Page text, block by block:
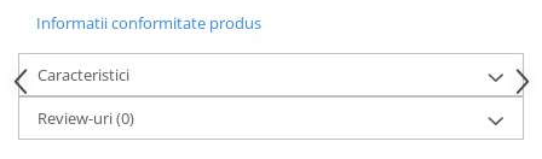
Machete Raliu 1:43 – Miniaturi
Machete SUV-uri 1:43 – Miniaturi
Off-Road si Vehicule 4x4
Machete Taxi 1:43
Informatii conformitate produs
Caracteristici
Review-uri(0)